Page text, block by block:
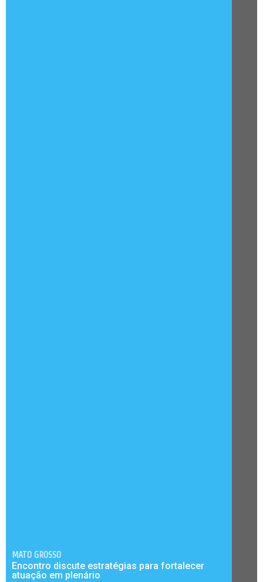
MATO GROSSO
Encontro discute estratégias para fortalecer
atuação em plenário